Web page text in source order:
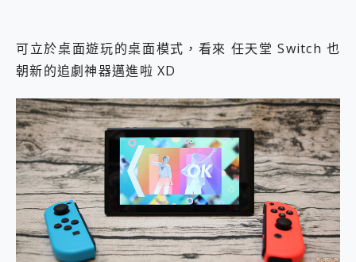
可立於桌面遊玩的桌面模式，看來 任天堂 Switch 也
朝新的追劇神器邁進啦 XD